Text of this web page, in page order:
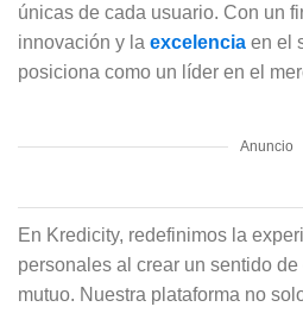
únicas de cada usuario. Con un
innovación y la excelencia en el
posiciona como un líder en el
Anuncio
En Kredicity, redefinimos la
personales al crear un sentido
mutuo. Nuestra plataforma no